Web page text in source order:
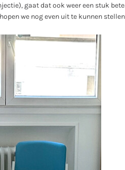
gaat dat ook weer een stuk
we nog even uit te kunnen